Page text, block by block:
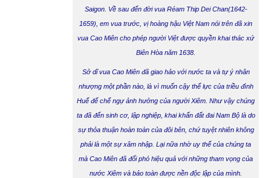
Saigon. Về sau đến đời vua Réam Thip Dei Chan(1642-
1659), em vua trước, vị hoàng hậu Việt Nam nói trên đã xin
vua Cao Miên cho phép người Việt được quyền khai thác xứ
Biên Hòa năm 1638.
Sở dĩ vua Cao Miên đã giao hảo với nước ta và tự ý nhân
nhượng một phần nào, là vì muốn cậy thế lực của triều đình
Huế để chế ngự ảnh hưởng của người Xiêm. Như vậy chúng
ta đã đến sinh cơ, lập nghiệp, khai khẩn đất đai Nam Bộ là do
sự thỏa thuận hoàn toàn của đôi bên, chứ tuyệt nhiên không
phải là một sự xâm nhập. Lại nữa nhờ uy thế của chúng ta
mà Cao Miên đã đối phó hiệu quả với những tham vọng của
nước Xiêm và bảo toàn được nền độc lập của mình.